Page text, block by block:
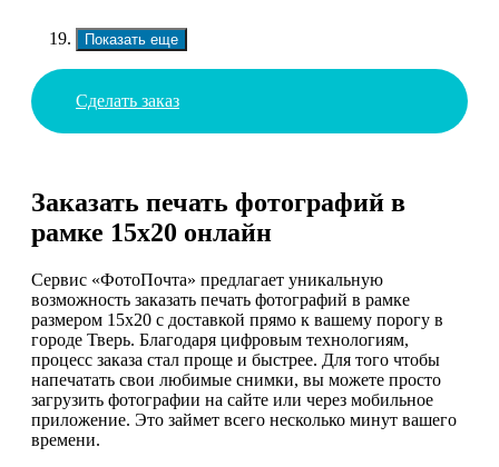
Показать еще
Сделать заказ
Заказать печать фотографий в
рамке 15х20 онлайн
Сервис «ФотоПочта» предлагает уникальную
возможность заказать печать фотографий в рамке
размером 15х20 с доставкой прямо к вашему порогу в
городе Тверь. Благодаря цифровым технологиям,
процесс заказа стал проще и быстрее. Для того чтобы
напечатать свои любимые снимки, вы можете просто
загрузить фотографии на сайте или через мобильное
приложение. Это займет всего несколько минут вашего
времени.